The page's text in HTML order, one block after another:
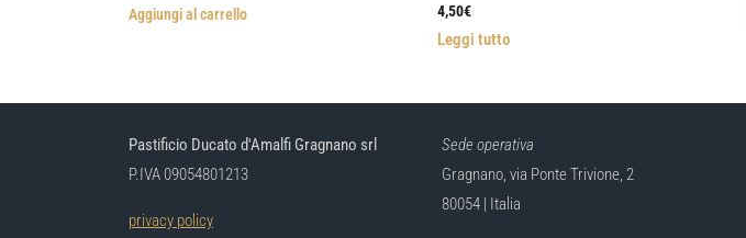
Aggiungi al carrello
4,50€
Leggi tutto
Pastificio Ducato d'Amalfi Gragnano srl
P.IVA 09054801213
privacy policy
Sede operativa
Gragnano, via Ponte Trivione, 2
80054 | Italia